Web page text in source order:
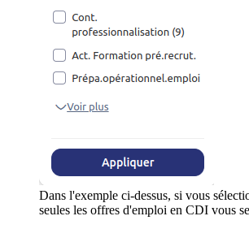
Dans l'exemple ci-dessus, si vous
seules les offres d'emploi en CDI vous